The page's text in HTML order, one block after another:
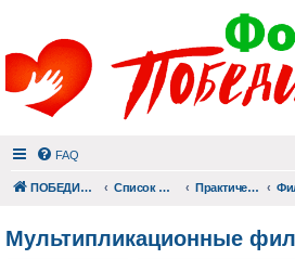
FAQ
ПОБЕДИШЬ.РУ Список форумов Практический раздел
Мультипликационные